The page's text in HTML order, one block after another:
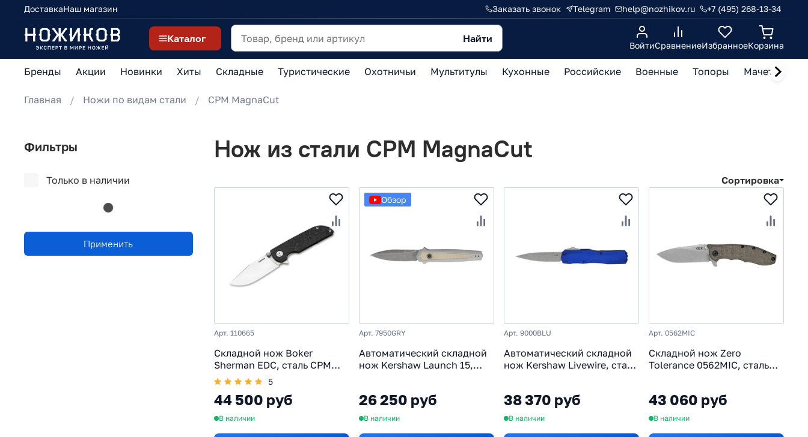
ДоставкаНаш магазин Заказать звонок Telegram help@nozhikov.ru +7 (495) 268-13-34
Каталог Найти
ВойтиСравнениеИзбранноеКорзина
Бренды Акции Новинки Хиты Складные Туристические Охотничьи Мультитулы Кухонные Российские Военные Топоры Мачете,
Главная Ножи по видам стали CPM MagnaCut
Нож из стали CPM MagnaCut
Сортировка
Арт. 110665
Складной нож Boker
Sherman EDC, сталь CPM
MagnaCut, рукоять карбон/
сталь
5
44 500 руб
В наличии
Обзор
Арт. 7950GRY
Автоматический складной
нож Kershaw Launch 15,
микарта, серый
26 250 руб
В наличии
Арт. 9000BLU
Автоматический складной
нож Kershaw Livewire, сталь
38 370 руб
В наличии
Арт. 0562MIC
Складной нож Zero
Tolerance 0562MIC, сталь
43 060 руб
В наличии
Фильтры
Только в наличии
Применить